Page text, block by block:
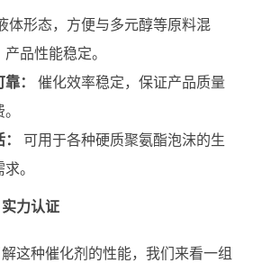
体形态，方便与多元醇等原料混
品性能稳定。
：
催化效率稳定，保证产品质量
可用于各种硬质聚氨酯泡沫的生
。
力认证
这种催化剂的性能，我们来看一组